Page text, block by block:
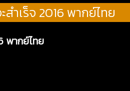
ำเร็จ 2016 พากย์ไทย
พากย์ไทย